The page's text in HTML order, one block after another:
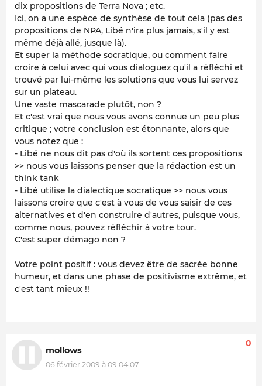
dix propositions de Terra Nova ; etc.
Ici, on a une espèce de synthèse de tout cela (pas des
propositions de NPA, Libé n'ira plus jamais, s'il y est
même déjà allé, jusque là).
Et super la méthode socratique, ou comment faire
croire à celui avec qui vous dialoguez qu'il a réfléchi et
trouvé par lui-même les solutions que vous lui servez
sur un plateau.
Une vaste mascarade plutôt, non ?
Et c'est vrai que nous vous avons connue un peu plus
critique ; votre conclusion est étonnante, alors que
vous notez que :
- Libé ne nous dit pas d'où ils sortent ces propositions
>> nous vous laissons penser que la rédaction est un
think tank
- Libé utilise la dialectique socratique >> nous vous
laissons croire que c'est à vous de vous saisir de ces
alternatives et d'en construire d'autres, puisque vous,
comme nous, pouvez réfléchir à votre tour.
C'est super démago non ?
Votre point positif : vous devez être de sacrée bonne
humeur, et dans une phase de positivisme extrême, et
c'est tant mieux !!
mollows
06 février 2009 à 09:04:07
0